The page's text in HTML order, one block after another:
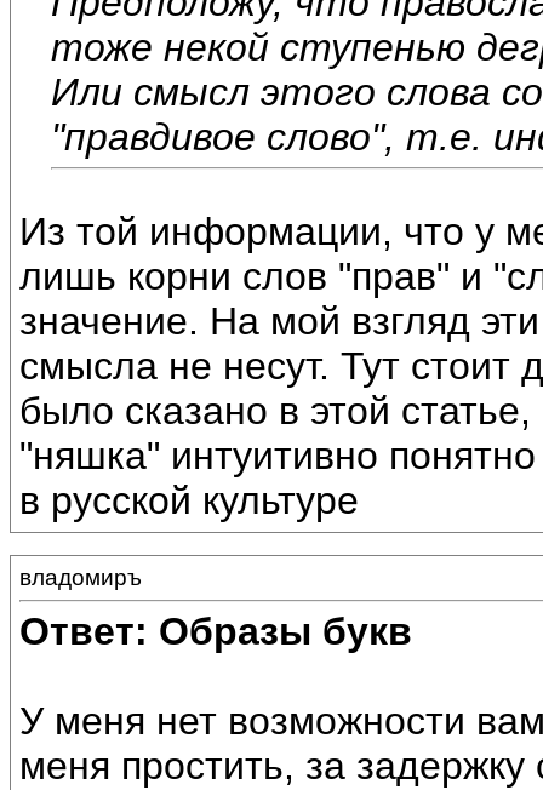
тоже некой ступенью
Или смысл этого слова
"правдивое слово", т.е.
Из той информации, что у
лишь корни слов "прав" и
значение. На мой взгляд
смысла не несут. Тут стоит
было сказано в этой
"няшка" интуитивно
в русской культуре
владомиръ
Ответ: Образы букв
У меня нет возможности
меня простить, за задержку